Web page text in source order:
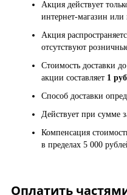
Акция действует
интернет-магазин
Акция
отсутствуют
Стоимость доставки
акции составляет 1
Способ доставки
Действует при сумме
Компенсация
в пределах 5 000
Оплатить